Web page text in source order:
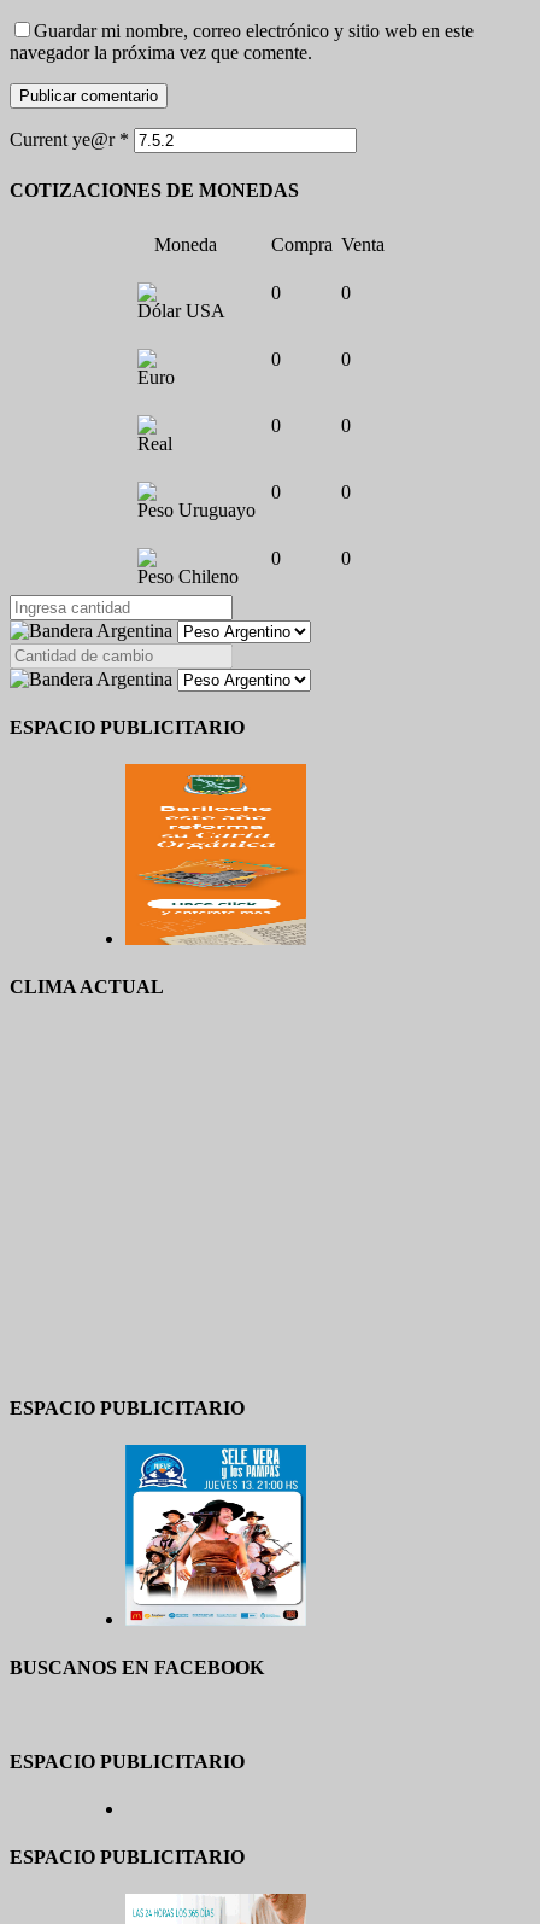
Guardar mi nombre, correo electrónico y sitio web en este
navegador la próxima vez que comente.
Current ye@r *
COTIZACIONES DE MONEDAS
Moneda Compra Venta
Dólar USA
0 0
Euro
0 0
Real
0 0
Peso Uruguayo
0 0
Peso Chileno
0 0
ESPACIO PUBLICITARIO
CLIMA ACTUAL
ESPACIO PUBLICITARIO
BUSCANOS EN FACEBOOK
ESPACIO PUBLICITARIO
ESPACIO PUBLICITARIO